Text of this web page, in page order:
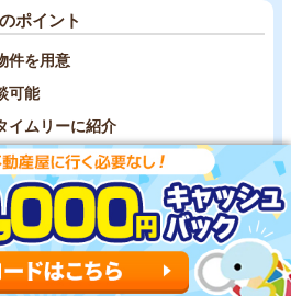
ポイント
件を用意
可能
イムリーに紹介
のお部屋探しならスミカがおすす
を探せる ので、気軽に使える点